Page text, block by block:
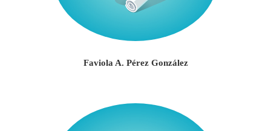
Faviola A. Pérez González